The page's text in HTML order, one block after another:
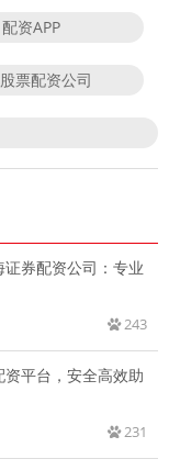
配资APP
票配资公司
券配资公司：专业
243
平台，安全高效助
231